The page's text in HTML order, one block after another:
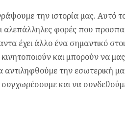
την ιστορία μας. Αυτό
αλεπάλληλες φορές που
έχει άλλο ένα σημαντικό
και μπορούν να
την εσωτερική
και να